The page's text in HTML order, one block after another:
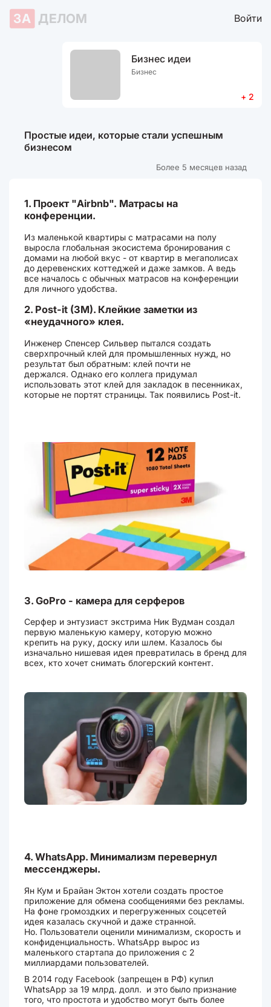
ЗА ДЕЛОМ Войти
Бизнес идеи
Бизнес
+ 2
Простые идеи, которые стали успешным
бизнесом
Более 5 месяцев назад
1. Проект "Airbnb". Матрасы на
конференции.
Из маленькой квартиры с матрасами на полу
выросла глобальная экосистема бронирования с
домами на любой вкус - от квартир в мегаполисах
до деревенских коттеджей и даже замков. А ведь
все началось с обычных матрасов на конференции
для личного удобства.
2. Post-it (3M). Клейкие заметки из
«неудачного» клея.
Инженер Спенсер Сильвер пытался создать
сверхпрочный клей для промышленных нужд, но
результат был обратным: клей почти не
держался. Однако его коллега придумал
использовать этот клей для закладок в песенниках,
которые не портят страницы. Так появились Post-it.
3. GoPro - камера для серферов
Серфер и энтузиаст экстрима Ник Вудман создал
первую маленькую камеру, которую можно
крепить на руку, доску или шлем. Казалось бы
изначально нишевая идея превратилась в бренд для
всех, кто хочет снимать блогерский контент.
4. WhatsApp. Минимализм перевернул
мессенджеры.
Ян Кум и Брайан Эктон хотели создать простое
приложение для обмена сообщениями без рекламы.
На фоне громоздких и перегруженных соцсетей
идея казалась скучной и даже странной.
Но. Пользователи оценили минимализм, скорость и
конфиденциальность. WhatsApp вырос из
маленького стартапа до приложения с 2
миллиардами пользователей.
В 2014 году Facebook (запрещен в РФ) купил
WhatsApp за 19 млрд. долл. и это было признание
того, что простота и удобство могут быть более